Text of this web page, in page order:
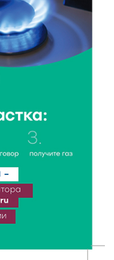
обсудили
чаще
чистоту воздуха